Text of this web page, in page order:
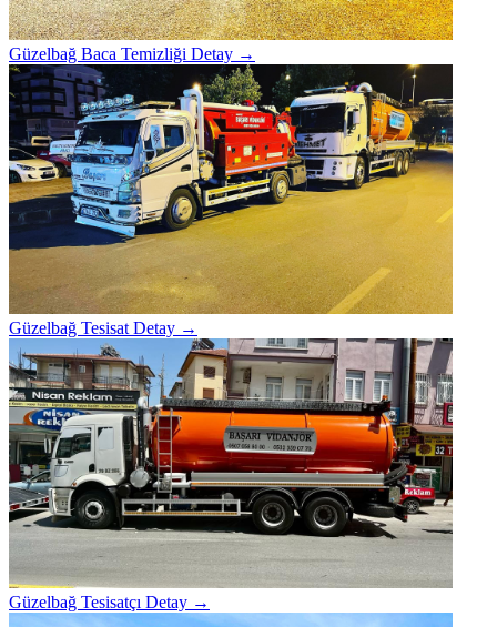
Güzelbağ Baca Temizliği Detay →
Güzelbağ Tesisat Detay →
Güzelbağ Tesisatçı Detay →